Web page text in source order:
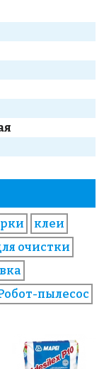
клеи
очистки
пылесос